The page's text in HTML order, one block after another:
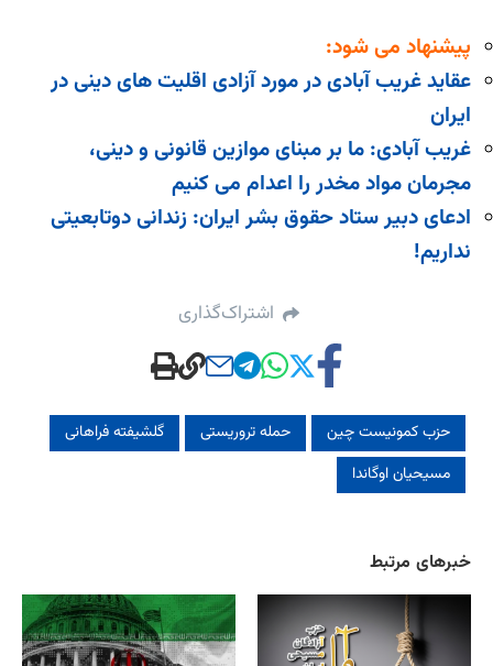
پیشنهاد می شود:
عقاید غریب آبادی در مورد آزادی اقلیت های دینی در
ایران
غریب آبادی: ما بر مبنای موازین قانونی و دینی،
مجرمان مواد مخدر را اعدام می کنیم
ادعای دبیر ستاد حقوق بشر ایران: زندانی دوتابعیتی
نداریم!
اشتراک‌گذاری
حزب کمونیست چین حمله تروریستی
گلشیفته فراهانی
مسیحیان اوگاندا
خبرهای مرتبط